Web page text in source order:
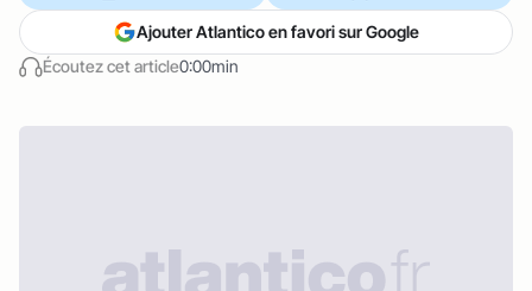
Écoutez cet article0:00min
Ajouter Atlantico en favori sur Google